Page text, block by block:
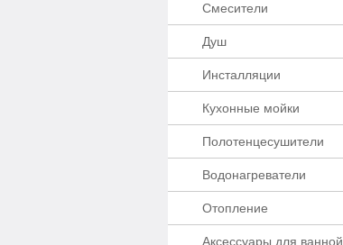
Смесители
Душ
Инсталляции
Кухонные мойки
Полотенцесушители
Водонагреватели
Отопление
Аксессуары для ванной